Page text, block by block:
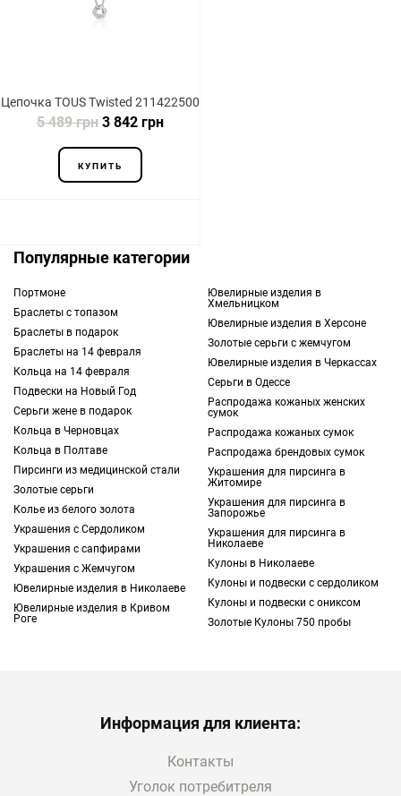
Цепочка TOUS Twisted 211422500
5 489 грн3 842 грн
КУПИТЬ
Популярные категории
Портмоне
Браслеты с топазом
Браслеты в подарок
Браслеты на 14 февраля
Кольца на 14 февраля
Подвески на Новый Год
Серьги жене в подарок
Кольца в Черновцах
Кольца в Полтаве
Пирсинги из медицинской стали
Золотые серьги
Колье из белого золота
Украшения с Сердоликом
Украшения с сапфирами
Украшения с Жемчугом
Ювелирные изделия в Николаеве
Ювелирные изделия в Кривом
Роге
Ювелирные изделия в
Хмельницком
Ювелирные изделия в Херсоне
Золотые серьги с жемчугом
Ювелирные изделия в Черкассах
Серьги в Одессе
Распродажа кожаных женских
сумок
Распродажа кожаных сумок
Распродажа брендовых сумок
Украшения для пирсинга в
Житомире
Украшения для пирсинга в
Запорожье
Украшения для пирсинга в
Николаеве
Кулоны в Николаеве
Кулоны и подвески с сердоликом
Кулоны и подвески с ониксом
Золотые Кулоны 750 пробы
Информация для клиента:
Контакты
Уголок потребитреля